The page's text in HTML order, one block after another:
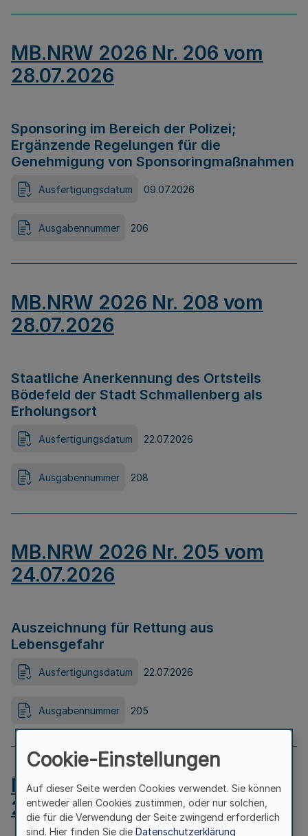
MB.NRW 2026 Nr. 206 vom
28.07.2026
Sponsoring im Bereich der Polizei;
Ergänzende Regelungen für die
Genehmigung von Sponsoringmaßnahmen
Ausfertigungsdatum 09.07.2026
Ausgabennummer 206
MB.NRW 2026 Nr. 208 vom
28.07.2026
Staatliche Anerkennung des Ortsteils
Bödefeld der Stadt Schmallenberg als
Erholungsort
Ausfertigungsdatum 22.07.2026
Ausgabennummer 208
MB.NRW 2026 Nr. 205 vom
24.07.2026
Auszeichnung für Rettung aus
Lebensgefahr
Ausfertigungsdatum 22.07.2026
Ausgabennummer 205
MB.NRW 2026 Nr. 204 vom
24.07.2026
Cookie-Einstellungen
Auf dieser Seite werden Cookies verwendet. Sie können
entweder allen Cookies zustimmen, oder nur solchen,
die für die Verwendung der Seite zwingend erforderlich
sind. Hier finden Sie die Datenschutzerklärung